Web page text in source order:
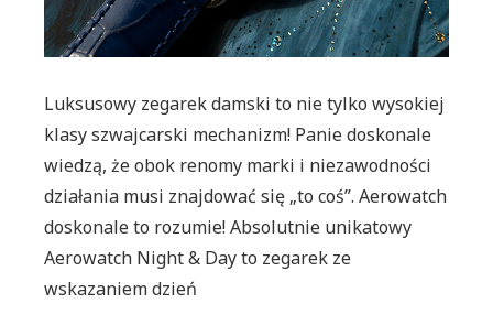
Luksusowy zegarek damski to nie tylko wysokiej
klasy szwajcarski mechanizm! Panie doskonale
wiedzą, że obok renomy marki i niezawodności
działania musi znajdować się „to coś”. Aerowatch
doskonale to rozumie! Absolutnie unikatowy
Aerowatch Night & Day to zegarek ze
wskazaniem dzień